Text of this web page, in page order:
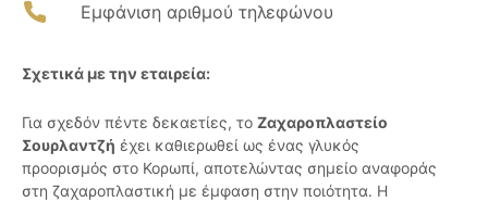
Εμφάνιση αριθμού τηλεφώνου
Σχετικά με την εταιρεία:
Για σχεδόν πέντε δεκαετίες, το Ζαχαροπλαστείο
Σουρλαντζή έχει καθιερωθεί ως ένας γλυκός
προορισμός στο Κορωπί, αποτελώντας σημείο αναφοράς
στη ζαχαροπλαστική με έμφαση στην ποιότητα. Η